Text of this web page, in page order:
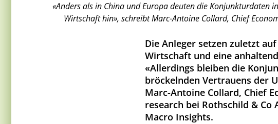
«Anders als in China und Europa deuten die Konjunkturdaten
Wirtschaft hin», schreibt Marc-Antoine Collard, Chief
Die Anleger setzen zuletzt
Wirtschaft und eine
«Allerdings bleiben die
bröckelnden Vertrauens der
Marc-Antoine Collard, Chief
research bei Rothschild &
Macro Insights.